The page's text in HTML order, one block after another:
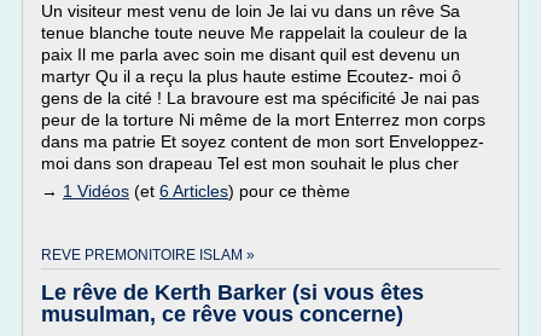
Un visiteur mest venu de loin Je lai vu dans un rêve Sa
tenue blanche toute neuve Me rappelait la couleur de la
paix Il me parla avec soin me disant quil est devenu un
martyr Qu il a reçu la plus haute estime Ecoutez- moi ô
gens de la cité ! La bravoure est ma spécificité Je nai pas
peur de la torture Ni même de la mort Enterrez mon corps
dans ma patrie Et soyez content de mon sort Enveloppez-
moi dans son drapeau Tel est mon souhait le plus cher
→ 1 Vidéos (et 6 Articles) pour ce thème
REVE PREMONITOIRE ISLAM »
Le rêve de Kerth Barker (si vous êtes
musulman, ce rêve vous concerne)